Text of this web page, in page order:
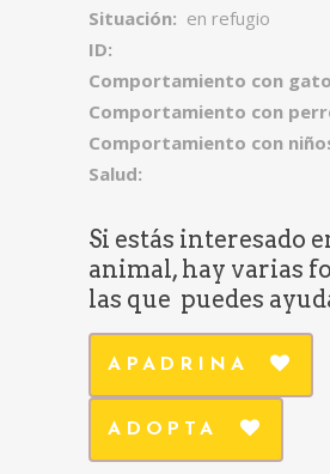
Situación: en refugio
ID:
Comportamiento con
Comportamiento con
Comportamiento con
Salud:
Si estás interesado
animal, hay varias
las que puedes
APADRINA
ADOPTA